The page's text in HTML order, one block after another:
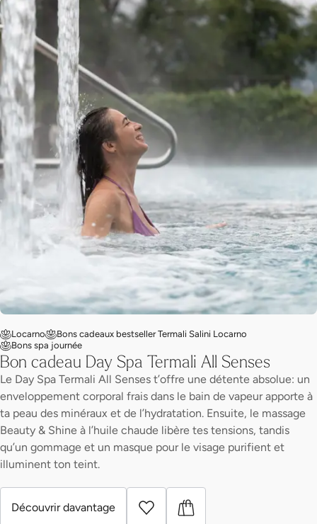
Locarno
Bons cadeaux bestseller Termali Salini Locarno
Bons spa journée
Bon cadeau Day Spa Termali All Senses
Le Day Spa Termali All Senses t’offre une détente absolue: un
enveloppement corporal frais dans le bain de vapeur apporte à
ta peau des minéraux et de l’hydratation. Ensuite, le massage
Beauty & Shine à l’huile chaude libère tes tensions, tandis
qu’un gommage et un masque pour le visage purifient et
illuminent ton teint.
Découvrir davantage